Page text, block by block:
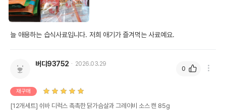
늘 애용하는 습식사료입니다. 저희 애기가 즐겨먹는 사료예요.
버디93752 2026.03.29
재구매
[12개세트] 쉬바 디럭스 촉촉한 닭가슴살과 그레이비 소스 캔 85g
0